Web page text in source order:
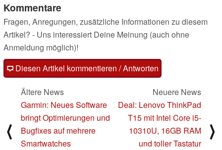
Kommentare
Fragen, Anregungen, zusätzliche Informationen zu diesem
Artikel? - Uns interessiert Deine Meinung (auch ohne
Anmeldung möglich)!
Diesen Artikel kommentieren / Antworten
⟨
Ältere News
Garmin: Neues Software
bringt Optimierungen und
Bugfixes auf mehrere
Smartwatches
Neuere News
Deal: Lenovo ThinkPad
T15 mit Intel Core i5-
10310U, 16GB RAM
und toller Tastatur
⟩